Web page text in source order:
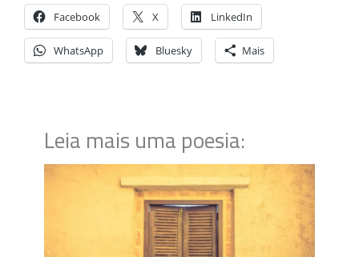
Facebook X LinkedIn
WhatsApp Bluesky Mais
Leia mais uma poesia: